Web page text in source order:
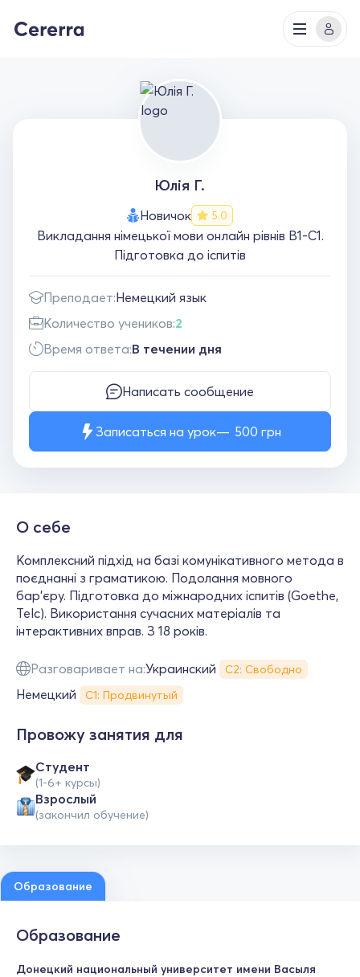
Юлія Г.
Новичок 5.0
Викладання німецької мови онлайн рівнів B1-С1.
Підготовка до іспитів
Преподает:Немецкий язык
Количество учеников:2
Время ответа:В течении дня
Написать сообщение
Записаться на урок 500 грн
О себе
Комплексний підхід на базі комунікативного метода в
поєднанні з граматикою. Подолання мовного
бар'єру. Підготовка до міжнародних іспитів (Goethe,
Telc). Використання сучасних матеріалів та
інтерактивних вправ. З 18 років.
Разговаривает на:Украинский С2: Свободно
Немецкий С1: Продвинутый
Провожу занятия для
Студент
(1-6+ курсы)
Взрослый
(закончил обучение)
Образование
Образование
Донецкий национальный университет имени Васыля